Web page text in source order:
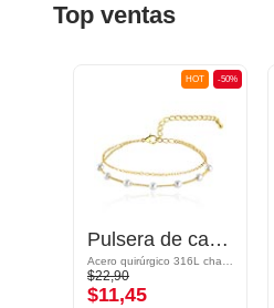
Top ventas
-50%
HOT
Pulsera de cadena
$22,90
$11,45